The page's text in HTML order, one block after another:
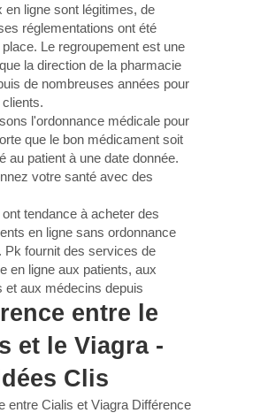
en ligne sont légitimes, de
réglementations ont été
Le regroupement est une
la direction de la pharmacie
de nombreuses années pour
l'ordonnance médicale pour
que le bon médicament soit
au patient à une date donnée.
votre santé avec des
tendance à acheter des
en ligne sans ordonnance
Pk fournit des services de
en ligne aux patients, aux
et aux médecins depuis
entre le
et le Viagra -
Clis
entre Cialis et Viagra Différence